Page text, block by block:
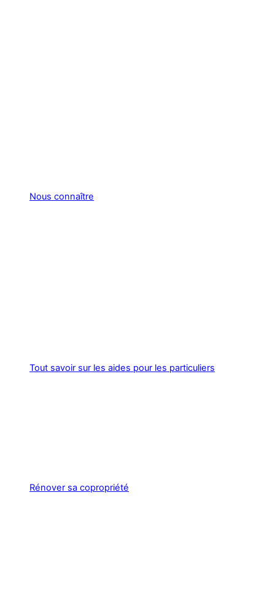
Nous connaître
Tout savoir sur les aides pour les particuliers
Rénover sa copropriété